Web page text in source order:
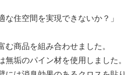
な住空間を実現できないか？」
商品を組み合わせました。
垢のパイン材を使用しました。